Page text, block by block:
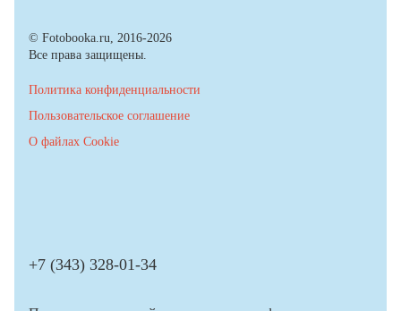
© Fotobooka.ru, 2016-2026
Все права защищены.
Политика конфиденциальности
Пользовательское соглашение
О файлах Cookie
+7 (343) 328-01-34